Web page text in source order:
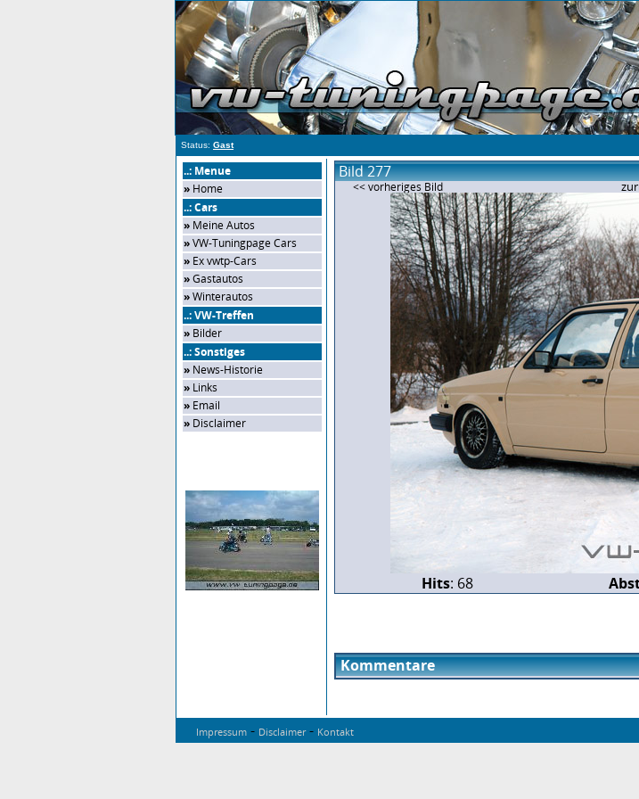
Status: Gast
..: Menue
» Home
..: Cars
» Meine Autos
»VW-Tuningpage Cars
» Ex vwtp-Cars
»Gastautos
»Winterautos
..: VW-Treffen
» Bilder
..: Sonstiges
» News-Historie
» Links
» Email
» Disclaimer
Bild 277
<< vorheriges Bild
Hits: 68
Kommentare
Impressum - Disclaimer- Kontakt